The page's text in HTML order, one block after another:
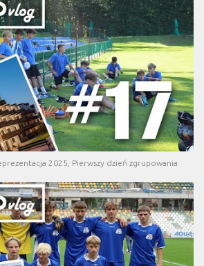
2025, Pierwszy dzień zgrupowania